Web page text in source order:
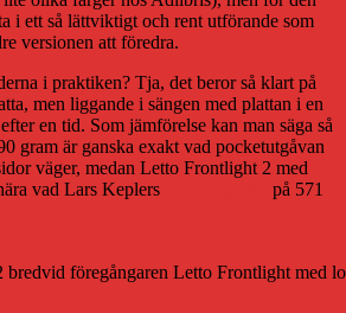
i ett så lättviktigt och rent utförande som
versionen att föredra.
i praktiken? Tja, det beror så klart på
men liggande i sängen med plattan i en
en tid. Som jämförelse kan man säga så
gram är ganska exakt vad pocketutgåvan
väger, medan Letto Frontlight 2 med
vad Lars Keplers
på 571
bredvid föregångaren Letto Frontlight med